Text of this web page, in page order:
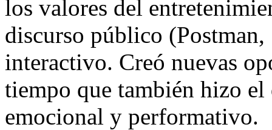
los valores del
discurso público
interactivo. Creó nuevas
tiempo que también hizo
emocional y performativo.